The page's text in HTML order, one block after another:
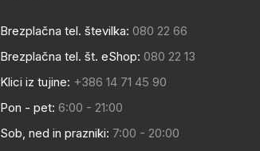
Brezplačna tel. številka: 080 22 66
Brezplačna tel. št. eShop: 080 22 13
Klici iz tujine: +386 14 71 45 90
Pon - pet: 6:00 - 21:00
Sob, ned in prazniki: 7:00 - 20:00